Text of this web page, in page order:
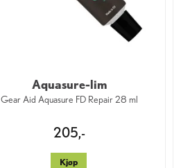
Aquasure-lim
Gear Aid Aquasure FD Repair 28 ml
205,-
Kjøp